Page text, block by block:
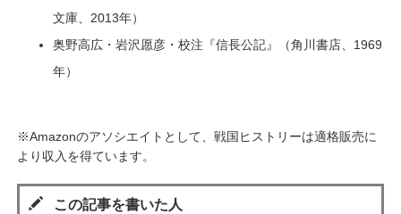
文庫、2013年）
奥野高広・岩沢愿彦・校注『信長公記』（角川書店、1969
年）
※Amazonのアソシエイトとして、戦国ヒストリーは適格販売に
より収入を得ています。
この記事を書いた人